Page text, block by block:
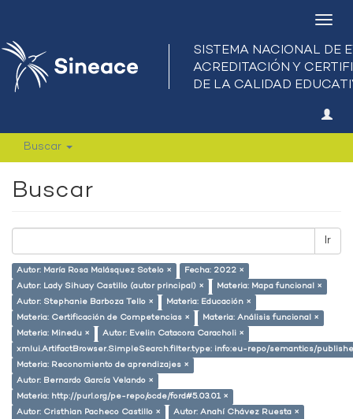
Buscar
Buscar
Ir
Autor: María Rosa Malásquez Sotelo ×
Fecha: 2022 ×
Autor: Lady Sihuay Castillo (autor principal) ×
Materia: Mapa funcional ×
Autor: Stephanie Barboza Tello ×
Materia: Educación ×
Materia: Certificación de Competencias ×
Materia: Análisis funcional ×
Materia: Minedu ×
Autor: Evelin Catacora Caracholi ×
xmlui.ArtifactBrowser.SimpleSearch.filter.type: info:eu-repo/semantics/
Materia: Reconomiento de aprendizajes ×
Autor: Bernardo García Velando ×
Materia: http://purl.org/pe-repo/ocde/ford#5.03.01 ×
Autor: Cristhian Pacheco Castillo ×
Autor: Anahí Chávez Ruesta ×